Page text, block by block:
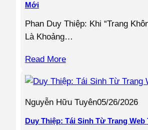
Mới
Phan Duy Thiệp: Khi “Trang
Là Khoảng…
Read More
Nguyễn Hữu Tuyên05/26/2026
Duy Thiệp: Tái Sinh Từ Trang Web